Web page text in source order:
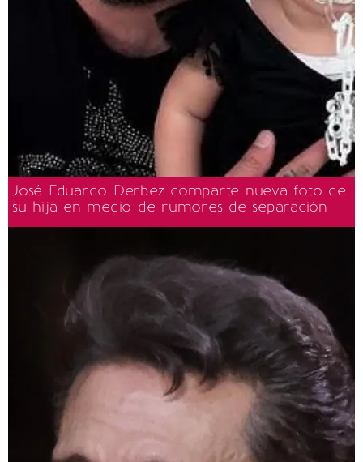
José Eduardo Derbez comparte nueva foto de
su hija en medio de rumores de separación